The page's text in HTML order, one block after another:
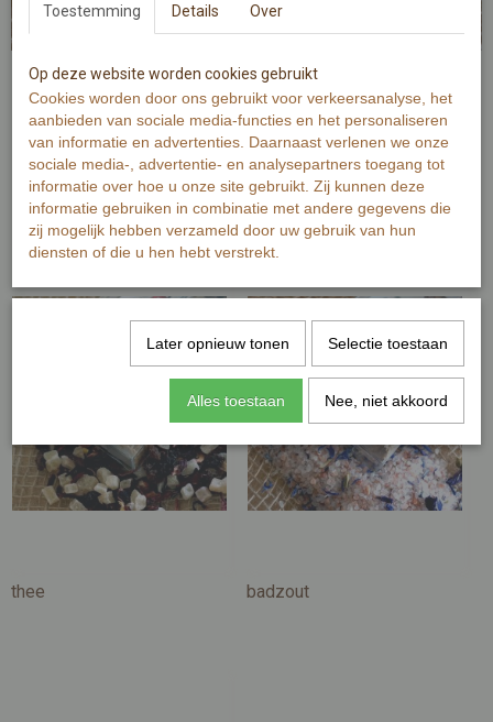
Kies een product:
thee badzout
Toestemming Details Over
Op deze website worden cookies gebruikt
Cookies worden door ons gebruikt voor verkeersanalyse, het
aanbieden van sociale media-functies en het personaliseren
van informatie en advertenties. Daarnaast verlenen we onze
sociale media-, advertentie- en analysepartners toegang tot
informatie over hoe u onze site gebruikt. Zij kunnen deze
informatie gebruiken in combinatie met andere gegevens die
zij mogelijk hebben verzameld door uw gebruik van hun
diensten of die u hen hebt verstrekt.
Later opnieuw tonen Selectie toestaan
Alles toestaan Nee, niet akkoord